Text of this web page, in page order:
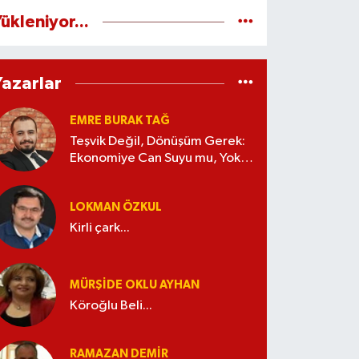
EMRE BURAK TAĞ
Teşvik Değil, Dönüşüm Gerek:
Ekonomiye Can Suyu mu, Yoksa
LOKMAN ÖZKUL
Kirli çark...
MÜRŞIDE OKLU AYHAN
Köroğlu Beli...
RAMAZAN DEMİR